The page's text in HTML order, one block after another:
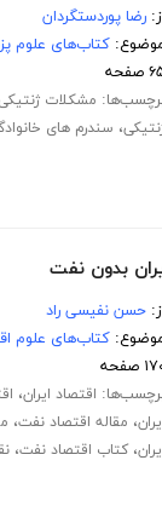
رضا پوردستگردان
کتاب‌های علوم
صفحه
مشکلات
، سندرم های
بدون نفت
حسن نفیسی راد
کتاب‌های علوم
صفحه
اقتصاد ایران،
، مقاله اقتصاد نفت،
،کتاب اقتصاد نفت،